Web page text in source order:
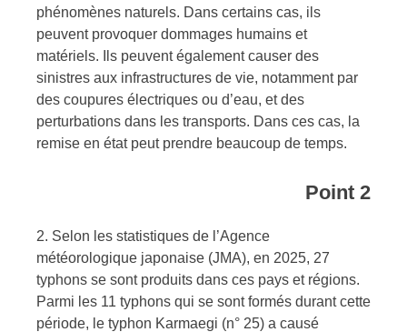
phénomènes naturels. Dans certains cas, ils
peuvent provoquer dommages humains et
matériels. Ils peuvent également causer des
sinistres aux infrastructures de vie, notamment par
des coupures électriques ou d’eau, et des
perturbations dans les transports. Dans ces cas, la
remise en état peut prendre beaucoup de temps.
Point 2
2. Selon les statistiques de l’Agence
météorologique japonaise (JMA), en 2025, 27
typhons se sont produits dans ces pays et régions.
Parmi les 11 typhons qui se sont formés durant cette
période, le typhon Karmaegi (n° 25) a causé